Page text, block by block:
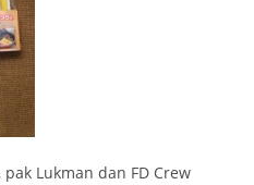
Lukman dan FD Crew